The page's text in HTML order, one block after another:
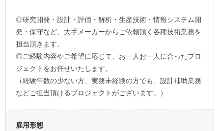
◎研究開発・設計・評価・解析・生産技術・情報システム開
発・保守など、大手メーカーからご依頼頂く各種技術業務を
担当頂きます。
◎ご経験内容やご希望に応じて、お一人お一人に合ったプロ
ジェクトをお任せいたします。
（経験年数の少ない方、実務未経験の方でも、設計補助業務
などご担当頂けるプロジェクトがございます。）
雇用形態